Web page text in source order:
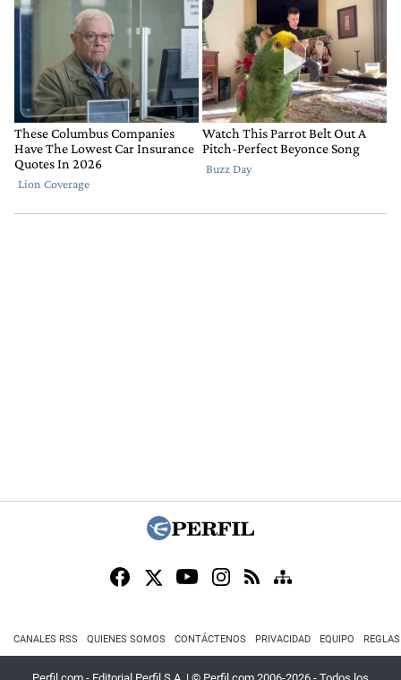
CANALES RSS QUIENES SOMOS CONTÁCTENOS PRIVACIDAD EQUIPO